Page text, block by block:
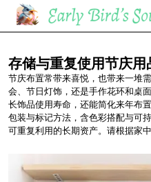
存储与重复使用节庆
节庆布置常带来喜悦，也带来一堆
会、节日灯饰，还是手作花环和桌
长饰品使用寿命，还能简化来年布
包装与标记方法，含色彩搭配与可
可重复利用的长期资产。请根据家